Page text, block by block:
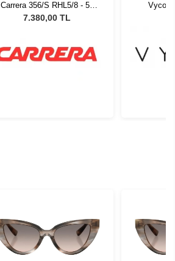
Carrera 356/S RHL5/8 - 56
Erkek Güneş Gözlüğü
7.380,00 TL
Vycoz